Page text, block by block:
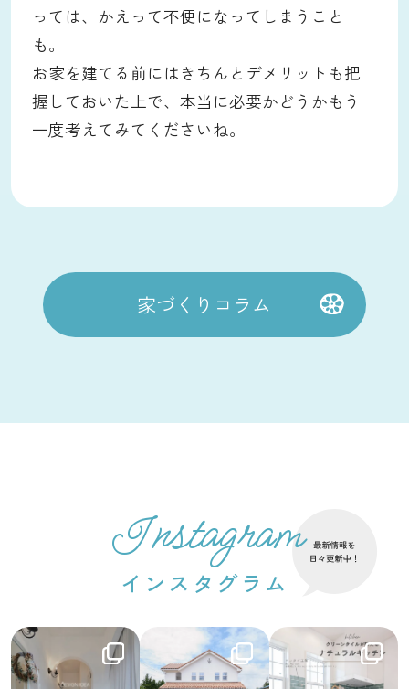
っては、かえって不便になってしまうこと
も。
お家を建てる前にはきちんとデメリットも把
握しておいた上で、本当に必要かどうかもう
一度考えてみてくださいね。
家づくりコラム
Instagram
インスタグラム